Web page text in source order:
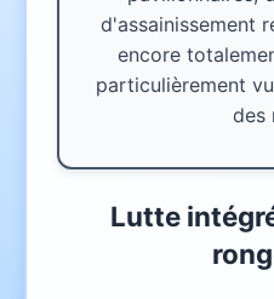
d'assainissement
encore
particulièrement
des
Lutte